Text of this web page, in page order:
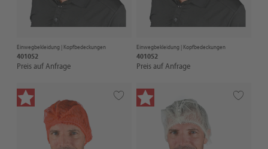
Einwegbekleidung | Kopfbedeckungen
401052
Preis auf Anfrage
Einwegbekleidung | Kopfbedeckungen
401052
Preis auf Anfrage